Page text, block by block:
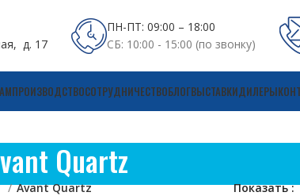
д. 17
ПН-ПТ: 09:00 – 18:00
СБ: 10:00 - 15:00 (по звонку)
ПРОИЗВОДСТВОСОТРУДНИЧЕСТВОБЛОГВЫСТАВКИДИЛЕРЫ
Quartz
Avant Quartz Показать